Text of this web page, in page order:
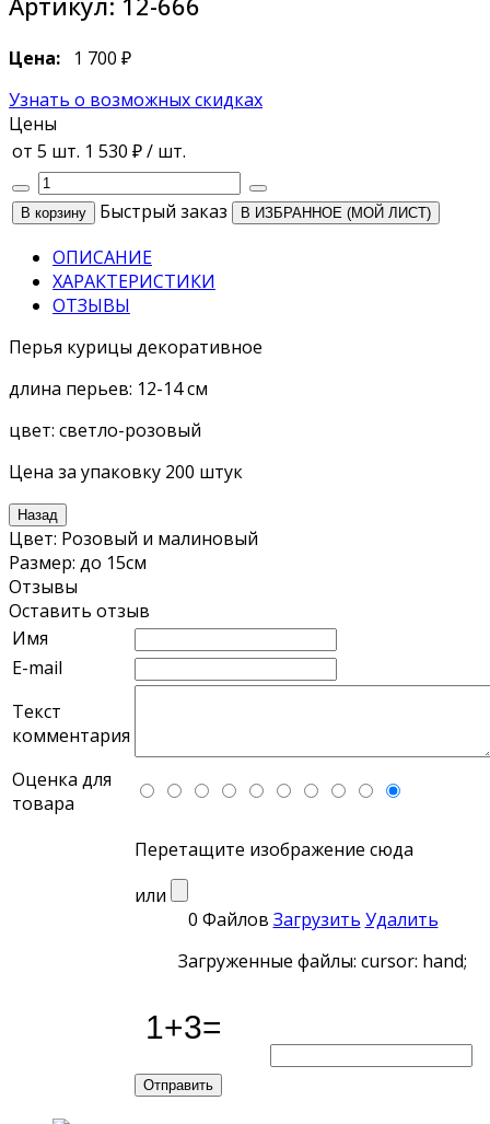
Цена:
1 700 ₽
Узнать о возможных скидках
Цены
от 5 шт. 1 530 ₽/ шт.
Быстрый заказ В ИЗБРАННОЕ (МОЙ ЛИСТ)
ОПИСАНИЕ
ХАРАКТЕРИСТИКИ
ОТЗЫВЫ
Перья курицы декоративное
длина перьев: 12-14 см
цвет: светло-розовый
Цена за упаковку 200 штук
Цвет: Розовый и малиновый
Размер: до 15см
Отзывы
Оставить отзыв
Имя
E-mail
Текст
комментария
Оценка для
товара
Перетащите изображение сюда
или
0 Файлов Загрузить Удалить
Загруженные файлы: cursor: hand;